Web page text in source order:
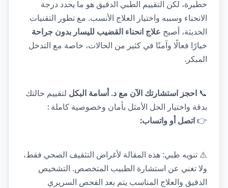
الحديثة، أصبح علاج انحناء القضيب لليسار بدون جراحة
المبكر .
📞 احجز استشارتك الآن مع د. أسامة البكل
بدقة واختيار الحل الأمثل بأمان وخصوصية كاملة
👉 اتصل أو واتساب:
⚠️